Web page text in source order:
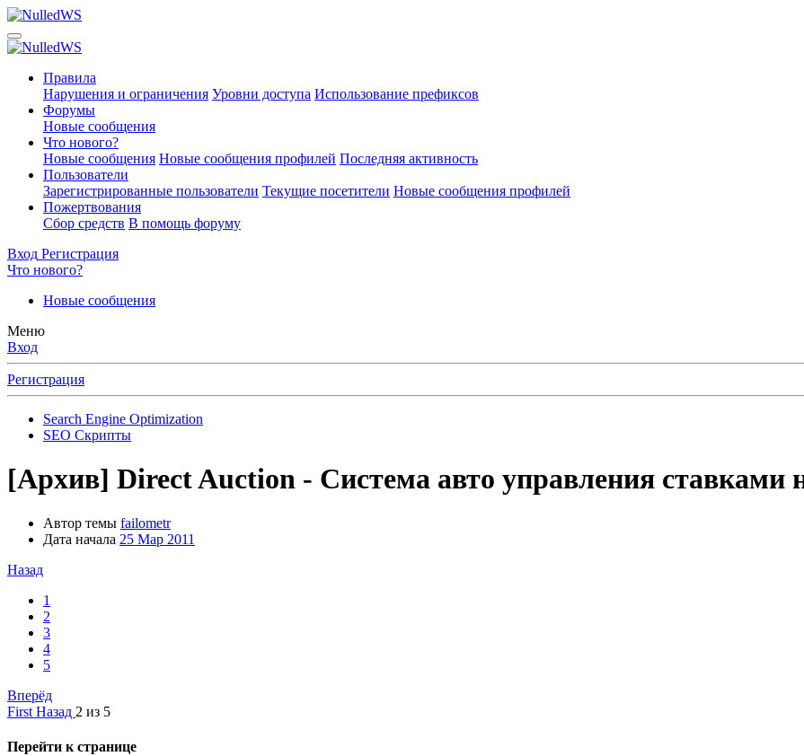
Правила
Нарушения и ограничения Уровни доступа Использование префиксов
Форумы
Новые сообщения
Что нового?
Новые сообщения Новые сообщения профилей Последняя активность
Пользователи
Зарегистрированные пользователи Текущие посетители Новые сообщения профилей
Пожертвования
Сбор средств В помощь форуму
Вход Регистрация
Что нового?
Новые сообщения
Меню
Вход
Регистрация
Search Engine Optimization
SEO Скрипты
[Архив] Direct Auction - Система авто управления ставками
Автор темы failometr
Дата начала 25 Мар 2011
Назад
1
2
3
4
5
Вперёд
First Назад 2 из 5
Перейти к странице